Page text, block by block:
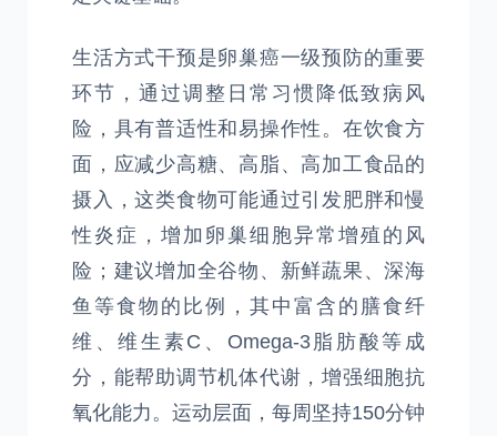
生活方式干预是卵巢癌一级预防的重要
环节，通过调整日常习惯降低致病风
险，具有普适性和易操作性。在饮食方
面，应减少高糖、高脂、高加工食品的
摄入，这类食物可能通过引发肥胖和慢
性炎症，增加卵巢细胞异常增殖的风
险；建议增加全谷物、新鲜蔬果、深海
鱼等食物的比例，其中富含的膳食纤
维、维生素C、Omega-3脂肪酸等成
分，能帮助调节机体代谢，增强细胞抗
氧化能力。运动层面，每周坚持150分钟